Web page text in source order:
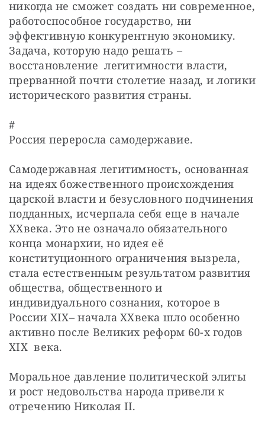
никогда не сможет создать ни современное,
работоспособное государство, ни
эффективную конкурентную экономику.
Задача, которую надо решать –
восстановление  легитимности власти,
прерванной почти столетие назад, и логики
исторического развития страны.
#
Россия переросла самодержавие.
Самодержавная легитимность, основанная
на идеях божественного происхождения
царской власти и безусловного подчинения
подданных, исчерпала себя еще в начале
XXвека. Это не означало обязательного
конца монархии, но идея её
конституционного ограничения вызрела,
стала естественным результатом развития
общества, общественного и
индивидуального сознания, которое в
России XIX– начала XXвека шло особенно
активно после Великих реформ 60-х годов
XIX  века.
Моральное давление политической элиты
и рост недовольства народа привели к
отречению Николая II.